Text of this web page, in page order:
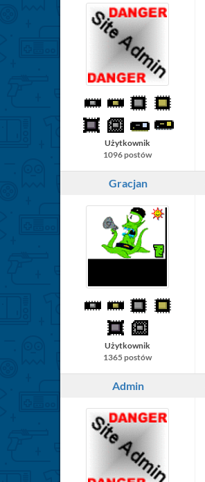
Użytkownik
1096 postów
Gracjan
Użytkownik
1365 postów
Admin